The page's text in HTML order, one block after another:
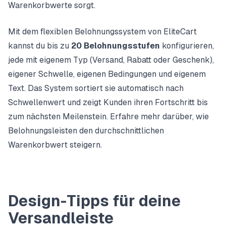
Warenkorbwerte sorgt.
Mit dem flexiblen Belohnungssystem von EliteCart
kannst du bis zu 20 Belohnungsstufen konfigurieren,
jede mit eigenem Typ (Versand, Rabatt oder Geschenk),
eigener Schwelle, eigenen Bedingungen und eigenem
Text. Das System sortiert sie automatisch nach
Schwellenwert und zeigt Kunden ihren Fortschritt bis
zum nächsten Meilenstein. Erfahre mehr darüber, wie
Belohnungsleisten den durchschnittlichen
Warenkorbwert steigern.
Design-Tipps für deine
Versandleiste